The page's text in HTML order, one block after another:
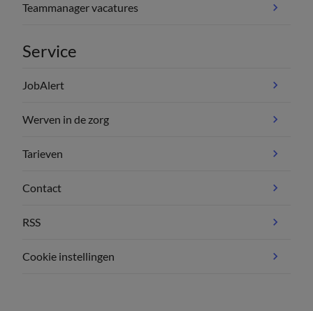
Teammanager vacatures
Service
JobAlert
Werven in de zorg
Tarieven
Contact
RSS
Cookie instellingen